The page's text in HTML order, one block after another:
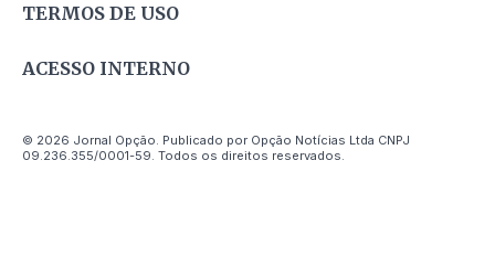
TERMOS DE USO
ACESSO INTERNO
© 2026 Jornal Opção. Publicado por Opção Notícias Ltda CNPJ
09.236.355/0001-59. Todos os direitos reservados.